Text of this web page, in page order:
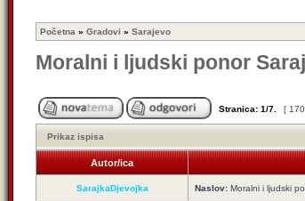
Početna » Gradovi » Sarajevo
Moralni i ljudski ponor
Stranica: 1/7 [
Prikaz ispisa
Autor/ica
SarajkaDjevojka Naslov: Moralni i ljudski